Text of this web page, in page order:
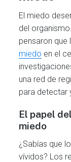
El miedo
del
pensaron que
miedo en el
una red de
para detectar
El papel
miedo
¿Sabías que
vívidos? Los